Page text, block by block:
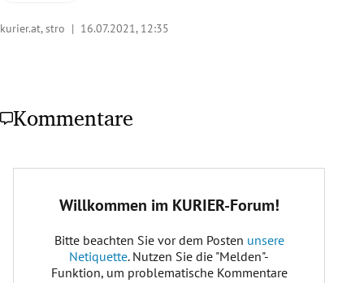
kurier.at, stro | 16.07.2021, 12:35
Kommentare